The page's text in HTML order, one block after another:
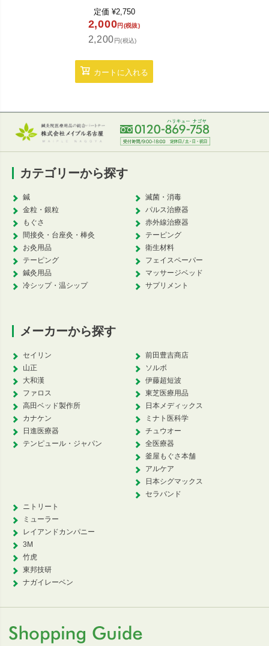
定価 ¥2,750
2,000円(税抜)
2,200円(税込)
カートに入れる
カテゴリーから探す
鍼
金粒・銀粒
もぐさ
間接灸・台座灸・棒灸
お灸用品
テーピング
鍼灸用品
冷シップ・温シップ
滅菌・消毒
パルス治療器
赤外線治療器
テーピング
衛生材料
フェイスペーパー
マッサージベッド
サプリメント
メーカーから探す
セイリン
山正
大和漢
ファロス
高田ベッド製作所
カナケン
日進医療器
テンピュール・ジャパン
前田豊吉商店
ソルボ
伊藤超短波
東芝医療用品
日本メディックス
ミナト医科学
チュウオー
全医療器
釜屋もぐさ本舗
アルケア
日本シグマックス
セラバンド
ニトリート
ミューラー
レイアンドカンパニー
3M
竹虎
東邦技研
ナガイレーベン